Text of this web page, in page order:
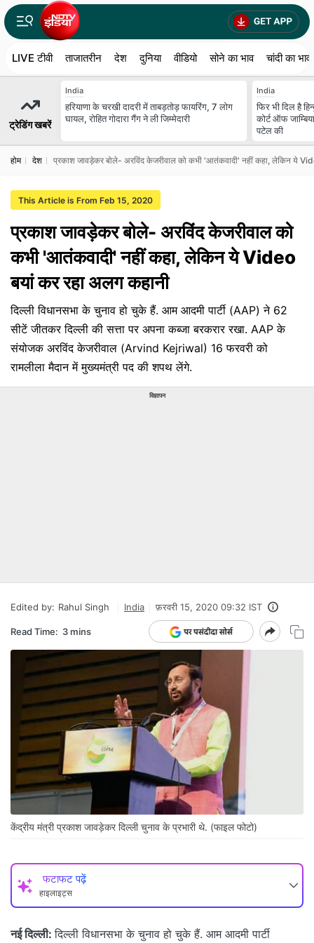
LIVE टीवी ताजातरीन देश दुनिया वीडियो सोने का भाव चांदी का भाव
ट्रेडिंग खबरें
India
हरियाणा के चरखी दादरी में ताबड़तोड़ फायरिंग, 7 लोग
घायल, रोहित गोदारा गैंग ने ली जिम्मेदारी
India
फिर भी दिल है
कोर्ट ऑफ
पटेल की
होम देश प्रकाश जावड़ेकर बोले- अरविंद केजरीवाल को कभी 'आतंकवादी' नहीं कहा, लेकिन ये
This Article is From Feb 15, 2020
प्रकाश जावड़ेकर बोले- अरविंद केजरीवाल को
कभी 'आतंकवादी' नहीं कहा, लेकिन ये Video
बयां कर रहा अलग कहानी
दिल्ली विधानसभा के चुनाव हो चुके हैं. आम आदमी पार्टी (AAP) ने 62
सीटें जीतकर दिल्ली की सत्ता पर अपना कब्जा बरकरार रखा. AAP के
संयोजक अरविंद केजरीवाल (Arvind Kejriwal) 16 फरवरी को
रामलीला मैदान में मुख्यमंत्री पद की शपथ लेंगे.
विज्ञापन
Edited by: Rahul Singh India फ़रवरी 15, 2020 09:32 IST
Read Time: 3 mins
केंद्रीय मंत्री प्रकाश जावड़ेकर दिल्ली चुनाव के प्रभारी थे. (फाइल फोटो)
फटाफट पढ़ें
हाइलाइट्स
नई दिल्ली: दिल्ली विधानसभा के चुनाव हो चुके हैं. आम आदमी पार्टी